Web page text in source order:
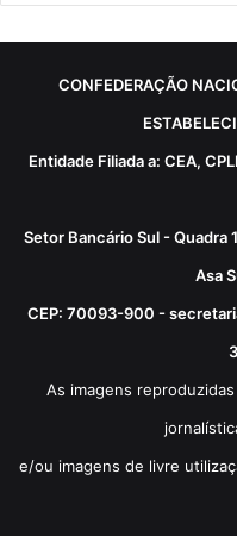
CONFEDERAÇÃO
Entidade Filiada a: CEA,
Setor Bancário Sul - Quadra
Asa
CEP: 70093-900 -
As imagens
e/ou imagens de livre